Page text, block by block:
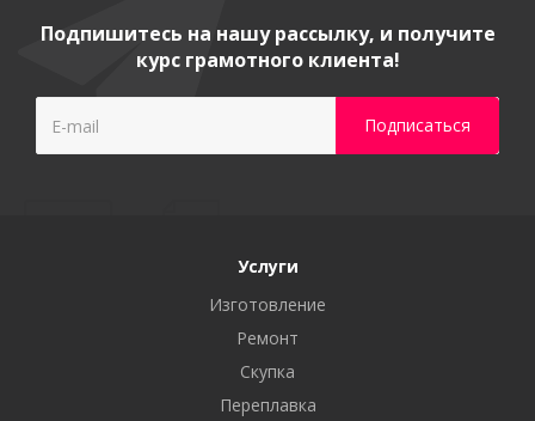
Подпишитесь на нашу рассылку, и получите
курс грамотного клиента!
Услуги
Изготовление
Ремонт
Скупка
Переплавка